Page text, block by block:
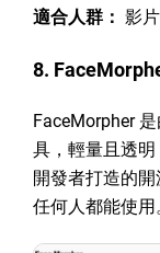
適合人群： 影
8.
FaceMorpher
具，輕量且透
開發者打造的
任何人都能使用